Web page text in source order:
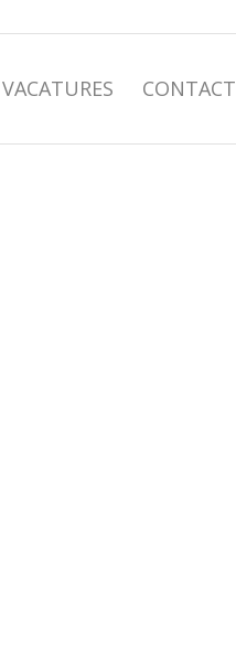
VACATURES CONTACT